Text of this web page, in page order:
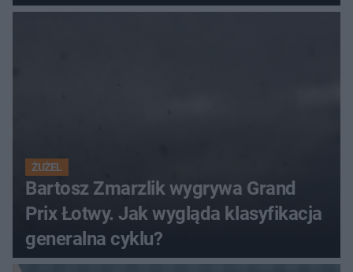
ŻUŻEL
Bartosz Zmarzlik wygrywa Grand
Prix Łotwy. Jak wygląda klasyfikacja
generalna cyklu?